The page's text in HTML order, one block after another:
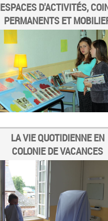
ESPACES D'ACTIVITÉS,
PERMANENTS ET
LA VIE QUOTIDIENNE EN
COLONIE DE VACANCES